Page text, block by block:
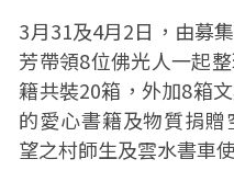
3月31及4月2日，由募
芳帶領8位佛光人一起
籍共裝20箱，外加8箱
的愛心書籍及物質捐
望之村師生及雲水書車